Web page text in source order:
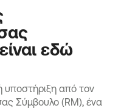
εδώ
υποστήριξη από τον
Σύμβουλο (RM), ένα